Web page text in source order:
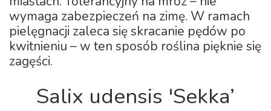
wymaga zabezpieczeń na zimę. W ramach
pielęgnacji zaleca się skracanie pędów po
kwitnieniu – w ten sposób roślina pięknie się
zagęści.
Salix udensis 'Sekka’